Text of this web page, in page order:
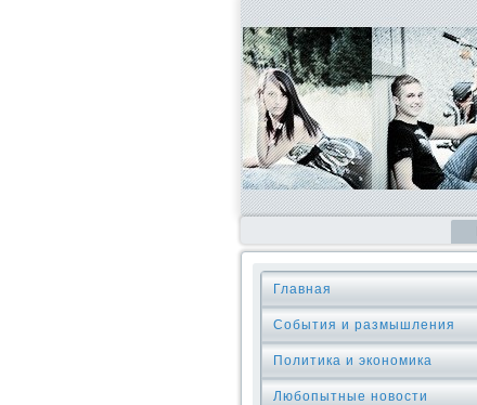
Главная
События и размышления
Политика и экономика
Любопытные новости